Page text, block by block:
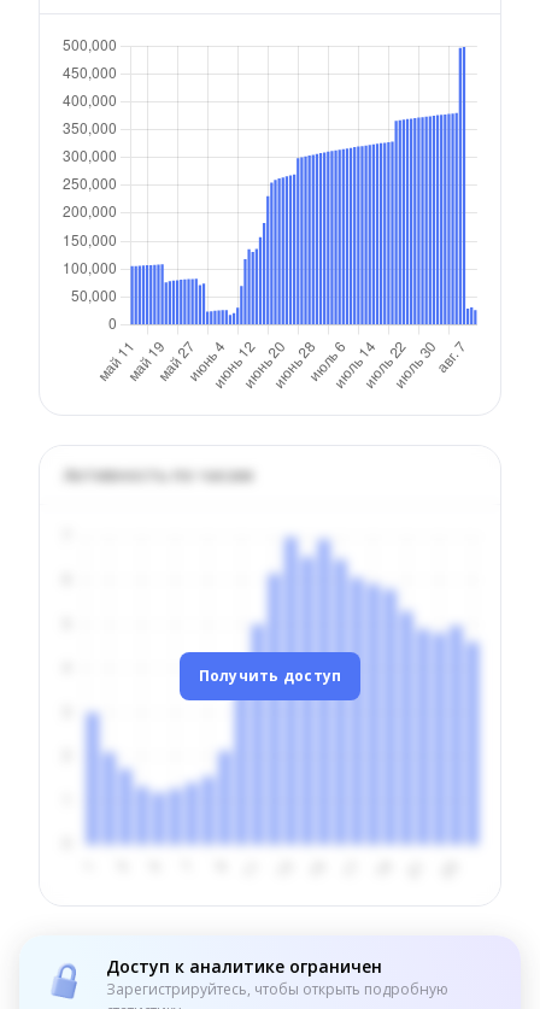
Активность по часам
Получить доступ
Доступ к аналитике ограничен
Зарегистрируйтесь, чтобы открыть подробную